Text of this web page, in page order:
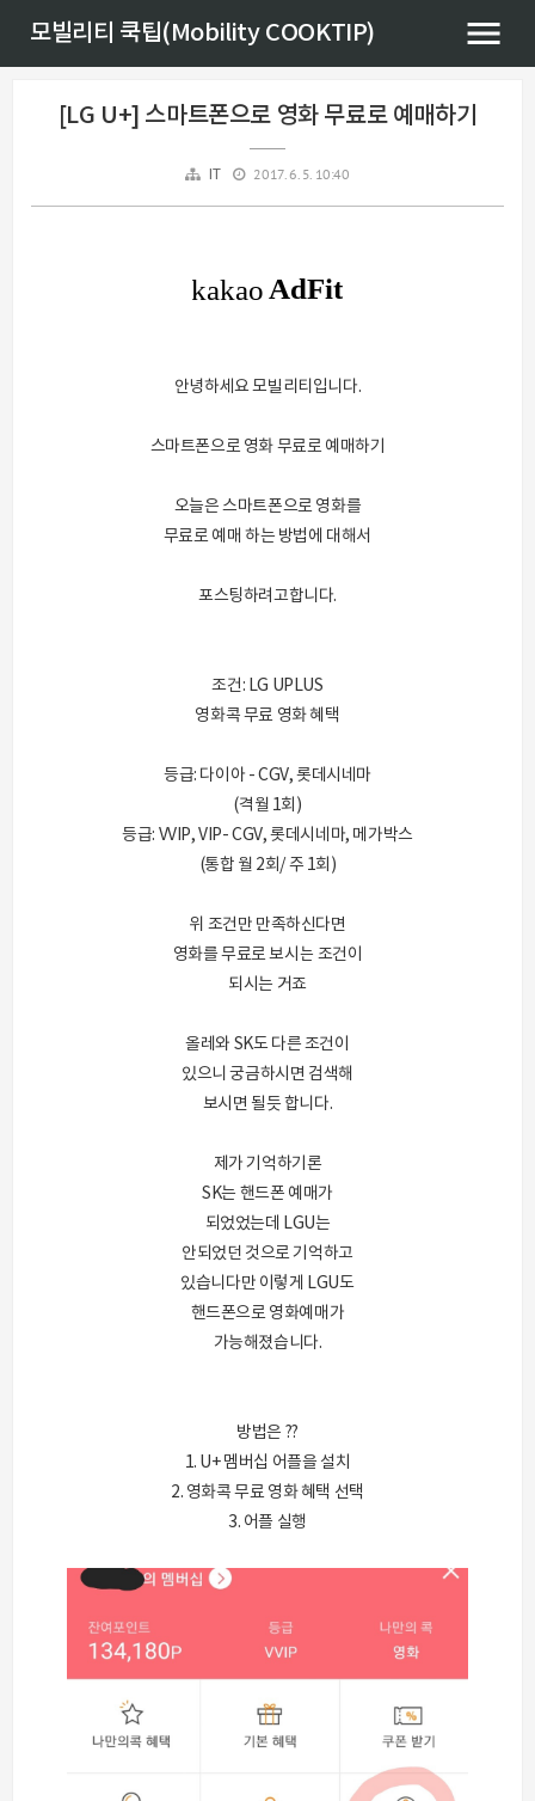
모빌리티 쿡팁(Mobility COOKTIP)
[LG U+] 스마트폰으로 영화 무료로 예매하기
IT 2017. 6. 5. 10:40
안녕하세요 모빌리티입니다.
스마트폰으로 영화 무료로 예매하기
오늘은 스마트폰으로 영화를
무료로 예매 하는 방법에 대해서
포스팅하려고합니다.
조건: LG UPLUS
영화콕 무료 영화 혜택
등급: 다이아 - CGV, 롯데시네마
(격월 1회)
등급: VVIP, VIP- CGV, 롯데시네마, 메가박스
(통합 월 2회/ 주 1회)
위 조건만 만족하신다면
영화를 무료로 보시는 조건이
되시는 거죠
올레와 SK도 다른 조건이
있으니 궁금하시면 검색해
보시면 될듯 합니다.
제가 기억하기론
SK는 핸드폰 예매가
되었었는데 LGU는
안되었던 것으로 기억하고
있습니다만 이렇게 LGU도
핸드폰으로 영화예매가
가능해졌습니다.
방법은 ??
1. U+ 멤버십 어플을 설치
2. 영화콕 무료 영화 혜택 선택
3. 어플 실행